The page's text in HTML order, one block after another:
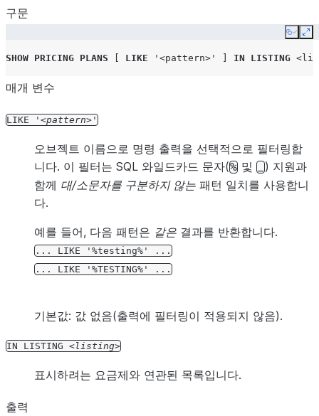
구문
Copy
SHOW PRICING PLANS LIKE '<pattern>' IN LISTING
매개 변수
LIKE ' pattern '
오브젝트 이름으로 명령 출력을 선택적으로 필터링합
니다. 이 필터는 SQL 와일드카드 문자(% 및 _) 지원과
함께 대/소문자를 구분하지 않는 패턴 일치를 사용합니
다.
예를 들어, 다음 패턴은 같은 결과를 반환합니다.
... LIKE '%testing%'
...
...
LIKE '%TESTING%' ...
기본값: 값 없음(출력에 필터링이 적용되지 않음).
IN LISTING listing
표시하려는 요금제와 연관된 목록입니다.
출력